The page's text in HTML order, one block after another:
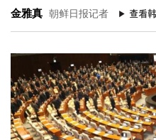
金雅真 朝鲜日报记者